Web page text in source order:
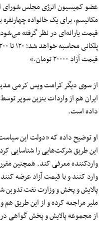
عضو کمیسیون انرژی مجلس شورای
قیمت یارانه‌ای در نظر گرفته
قیمت آزاد ۲۰۰۰۰ تومان.»
از سوی دیگر کرامت ویس کرمی
ایران هم از واردات بنزین سوپر
داده است.
او توضیح داده که «دولت این
این طریق شرکت‌هایی را شناسایی
واردکننده معرفی کند. همچنین
وارد کنند و با قیمت آزاد عرضه
پالایش و پخش و وزارت نفت تدوین
ملیر مراجعه کرده و از این طریق
از مجموعه پالایش و پخش گواهی